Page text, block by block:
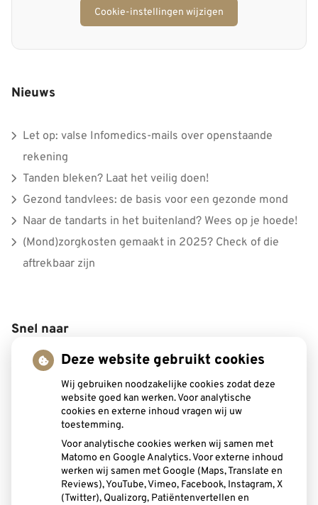
Cookie-instellingen wijzigen
Nieuws
Let op: valse Infomedics-mails over openstaande
rekening
Tanden bleken? Laat het veilig doen!
Gezond tandvlees: de basis voor een gezonde mond
Naar de tandarts in het buitenland? Wees op je hoede!
(Mond)zorgkosten gemaakt in 2025? Check of die
aftrekbaar zijn
Snel naar
Inschrijven
Spoed
Deze website gebruikt cookies
Wij gebruiken noodzakelijke cookies zodat deze
website goed kan werken. Voor analytische
cookies en externe inhoud vragen wij uw
toestemming.
Voor analytische cookies werken wij samen met
Matomo en Google Analytics. Voor externe inhoud
werken wij samen met Google (Maps, Translate en
Reviews), YouTube, Vimeo, Facebook, Instagram, X
(Twitter), Qualizorg, Patiëntenvertellen en